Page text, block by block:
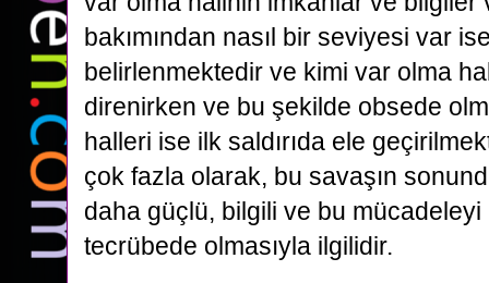
bakımından nasıl bir seviyesi var
belirlenmektedir ve kimi var olma
direnirken ve bu şekilde obsede
halleri ise ilk saldırıda ele
çok fazla olarak, bu savaşın
daha güçlü, bilgili ve bu
tecrübede olmasıyla ilgilidir.